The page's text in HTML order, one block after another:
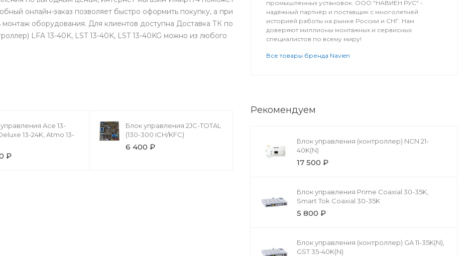
онлайн-заказ позволяет быстро оформить покупку, а при
оборудования. Для клиентов доступна Доставка ТК по
LFA 13-40K, LST 13-40K, LST 13-40KG можно из любого
Ace 13-
13-24K, Atmo 13-
₽
Блок управления 2JC-TOTAL
(130-300 ICH/KFC)
6 400 ₽
промышленных установок. ООО "НАВИЕН РУС" -
надёжный партнёр и поставщик с многолетней
историей работы на рынке России и СНГ. Нам
доверяют миллионы монтажных и сервисных
специалистов по всему миру!
Все товары бренда Navien
Рекомендуем
Блок управления (контроллер) NCN 21-
40K(N)
17 500 ₽
Блок управления Prime Coaxial 30-35K,
Smart Tok Coaxial 30-35K
5 800 ₽
Блок управления (контроллер) GA 11-35K(N),
GST 35-40K(N)